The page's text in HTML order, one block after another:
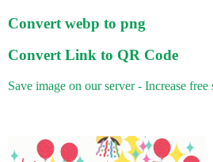
Convert webp to png
Convert Link to QR Code
Save image on our server - Increase